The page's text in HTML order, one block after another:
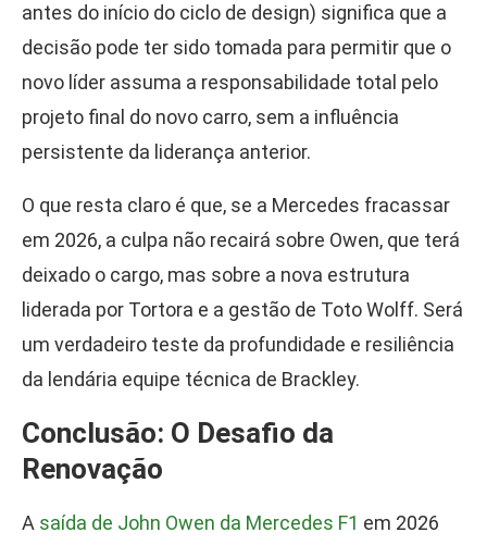
antes do início do ciclo de design) significa que a
decisão pode ter sido tomada para permitir que o
novo líder assuma a responsabilidade total pelo
projeto final do novo carro, sem a influência
persistente da liderança anterior.
O que resta claro é que, se a Mercedes fracassar
em 2026, a culpa não recairá sobre Owen, que terá
deixado o cargo, mas sobre a nova estrutura
liderada por Tortora e a gestão de Toto Wolff. Será
um verdadeiro teste da profundidade e resiliência
da lendária equipe técnica de Brackley.
Conclusão: O Desafio da
Renovação
A saída de John Owen da Mercedes F1 em 2026